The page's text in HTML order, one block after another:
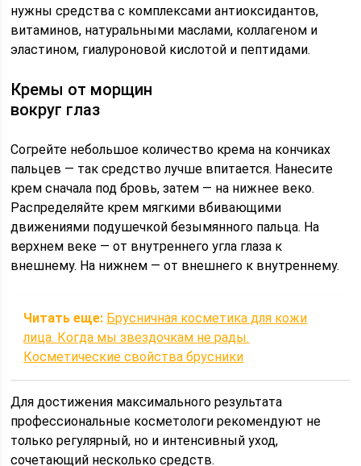
нужны средства с комплексами антиоксидантов,
витаминов, натуральными маслами, коллагеном и
эластином, гиалуроновой кислотой и пептидами.
Кремы от морщин
вокруг глаз
Согрейте небольшое количество крема на кончиках
пальцев — так средство лучше впитается. Нанесите
крем сначала под бровь, затем — на нижнее веко.
Распределяйте крем мягкими вбивающими
движениями подушечкой безымянного пальца. На
верхнем веке — от внутреннего угла глаза к
внешнему. На нижнем — от внешнего к внутреннему.
Читать еще: Брусничная косметика для кожи
лица. Когда мы звездочкам не рады.
Косметические свойства брусники
Для достижения максимального результата
профессиональные косметологи рекомендуют не
только регулярный, но и интенсивный уход,
сочетающий несколько средств.